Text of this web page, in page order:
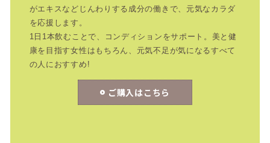
がエキスなどじんわりする成分の働きで、元気なカラダ
を応援します。
1日1本飲むことで、コンディションをサポート。美と健
康を目指す女性はもちろん、元気不足が気になるすべて
の人におすすめ!
ご購入はこちら